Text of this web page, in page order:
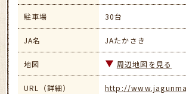
駐車場 30台
JA名 JAたかさき
地図 周辺地図を見る
URL（詳細） http://